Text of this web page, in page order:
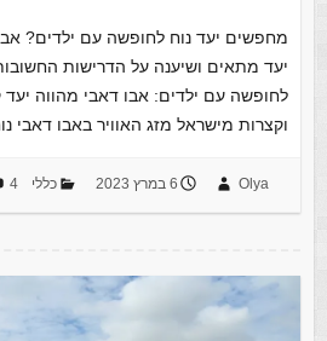
מחפשים יעד נוח לחופשה עם ילדים?
יעד מתאים ושיענה על הדרישות
לחופשה עם ילדים: אבו דאבי מהווה יעד
וקצרות מישראל מזג האוויר באבו דאבי
Olya 6 במרץ 2023 כללי 4 תגובות